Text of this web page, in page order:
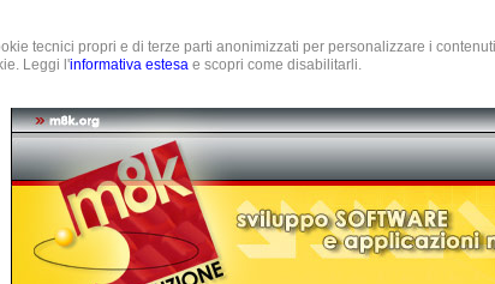
tecnici propri e di terze parti anonimizzati per personalizzare i
Leggi l'informativa estesa e scopri come disabilitarli.